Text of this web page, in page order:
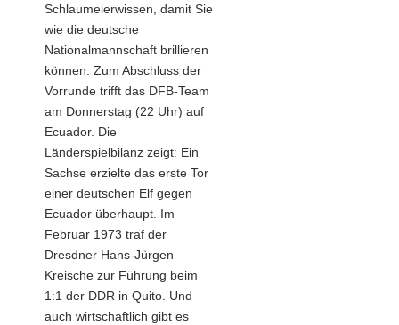
Schlaumeierwissen, damit Sie
wie die deutsche
Nationalmannschaft brillieren
können. Zum Abschluss der
Vorrunde trifft das DFB-Team
am Donnerstag (22 Uhr) auf
Ecuador. Die
Länderspielbilanz zeigt: Ein
Sachse erzielte das erste Tor
einer deutschen Elf gegen
Ecuador überhaupt. Im
Februar 1973 traf der
Dresdner Hans-Jürgen
Kreische zur Führung beim
1:1 der DDR in Quito. Und
auch wirtschaftlich gibt es